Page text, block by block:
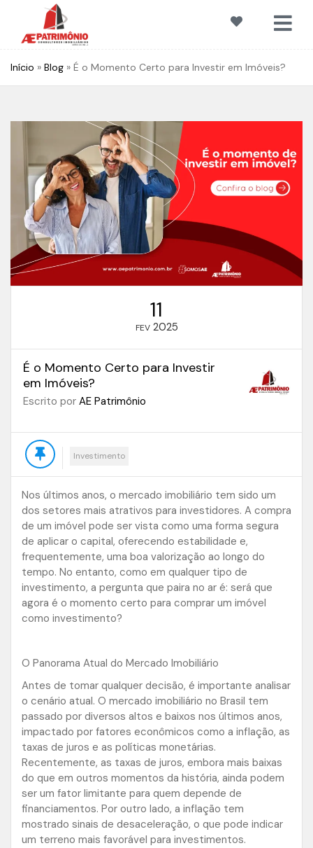
Início » Blog » É o Momento Certo para Investir em Imóveis?
11
FEV 2025
É o Momento Certo para Investir
em Imóveis?
Escrito por AE Patrimônio
Investimento
Nos últimos anos, o mercado imobiliário tem sido um
dos setores mais atrativos para investidores. A compra
de um imóvel pode ser vista como uma forma segura
de aplicar o capital, oferecendo estabilidade e,
frequentemente, uma boa valorização ao longo do
tempo. No entanto, como em qualquer tipo de
investimento, a pergunta que paira no ar é: será que
agora é o momento certo para comprar um imóvel
como investimento?
O Panorama Atual do Mercado Imobiliário
Antes de tomar qualquer decisão, é importante analisar
o cenário atual. O mercado imobiliário no Brasil tem
passado por diversos altos e baixos nos últimos anos,
impactado por fatores econômicos como a inflação, as
taxas de juros e as políticas monetárias.
Recentemente, as taxas de juros, embora mais baixas
do que em outros momentos da história, ainda podem
ser um fator limitante para quem depende de
financiamentos. Por outro lado, a inflação tem
mostrado sinais de desaceleração, o que pode indicar
um terreno mais favorável para investimentos.